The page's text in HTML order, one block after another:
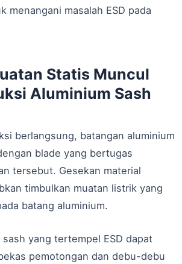
menangani masalah ESD pada
Statis Muncul
Aluminium Sash
berlangsung, batangan aluminium
blade yang bertugas
tersebut. Gesekan material
timbulkan muatan listrik yang
batang aluminium.
sash yang tertempel ESD dapat
pemotongan dan debu-debu